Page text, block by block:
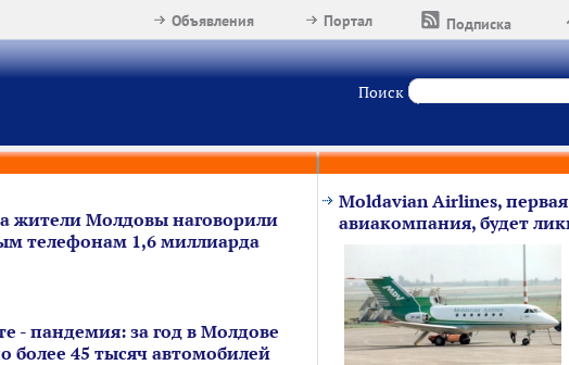
Подписка
Портал
Объявления
Поиск
жители Молдовы наговорили
телефонам 1,6 миллиарда
- пандемия: за год в Молдове
более 45 тысяч автомобилей
Moldavian Airlines,
авиакомпания, будет